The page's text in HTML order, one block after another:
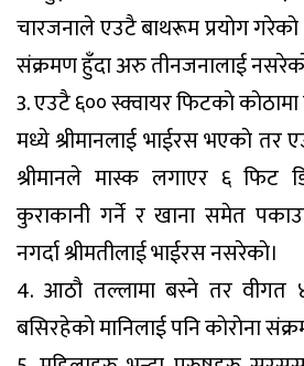
चारजनाले एउटै बाथरूम प्रयाेग
संक्रमण हुँदा अरु तीनजनालाई
3. एउटै ६०० स्क्वायर फिटकाे काेठामा
मध्ये श्रीमानलाई भाईरस भएकाे तर
श्रीमानले मास्क लगाएर ६ फिट
कुराकानी गर्ने र खाना समेत
नगर्दा श्रीमतीलाई भाईरस नसरेकाे।
4. आठाै तल्लामा बस्ने तर वीगत
बसिरहेकाे मानिलाई पनि काेराेना